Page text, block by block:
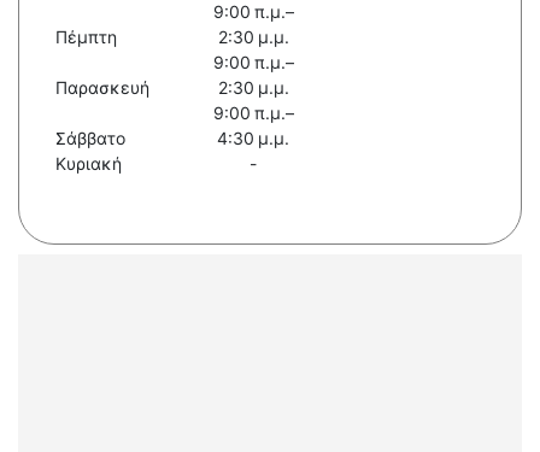
Πέμπτη
9:00 π.μ.–
2:30 μ.μ.
Παρασκευή
9:00 π.μ.–
2:30 μ.μ.
Σάββατο
9:00 π.μ.–
4:30 μ.μ.
Κυριακή
-